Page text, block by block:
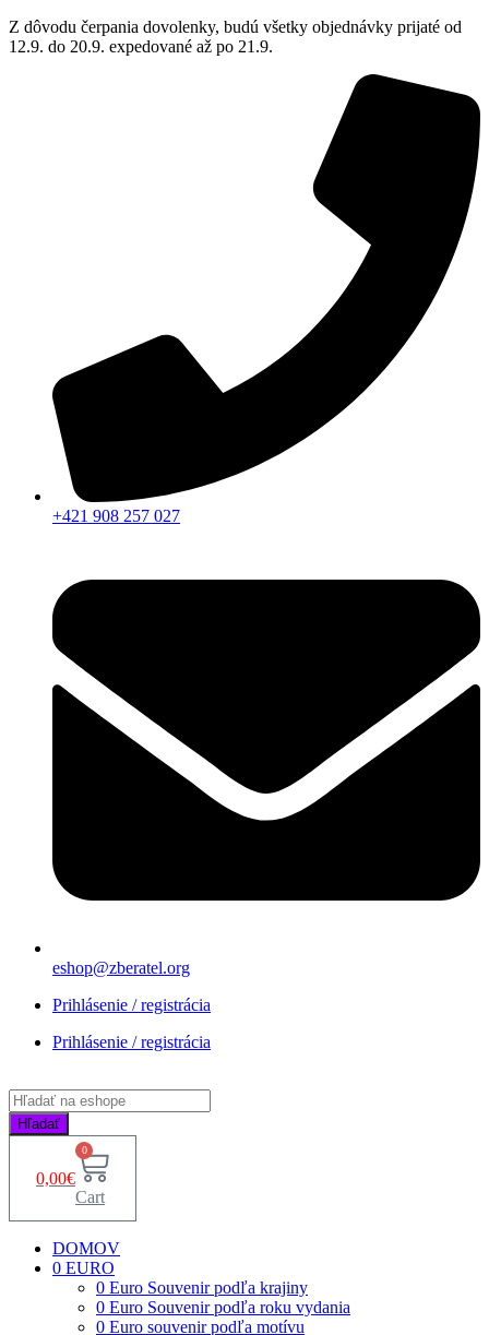
Z dôvodu čerpania dovolenky, budú všetky objednávky prijaté od
12.9. do 20.9. expedované až po 21.9.
+421 908 257 027
eshop@zberatel.org
Prihlásenie / registrácia
Prihlásenie / registrácia
Products
search
Hľadať
0,00€
0
Cart
DOMOV
0 EURO
0 Euro Souvenir podľa krajiny
0 Euro Souvenir podľa roku vydania
0 Euro souvenir podľa motívu